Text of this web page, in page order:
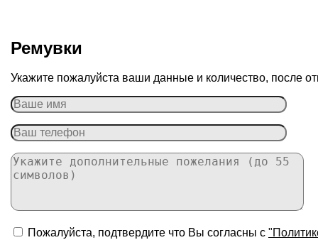
Ремувки
Укажите пожалуйста ваши данные и количество, после
Пожалуйста, подтвердите что Вы согласны с